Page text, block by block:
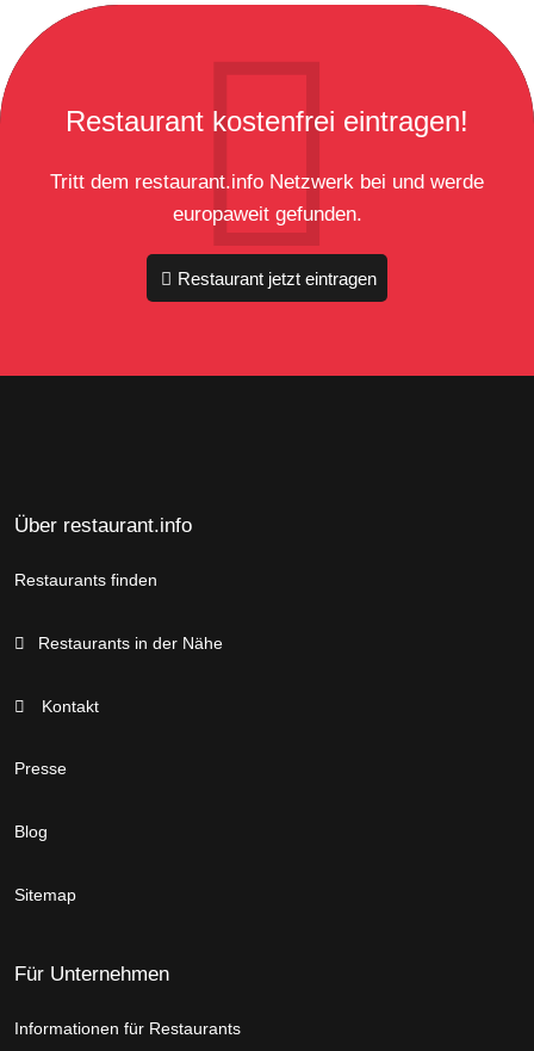
Restaurant kostenfrei eintragen!
Tritt dem restaurant.info Netzwerk bei und werde
europaweit gefunden.
Restaurant jetzt eintragen
Über restaurant.info
Restaurants finden
Restaurants in der Nähe
Kontakt
Presse
Blog
Sitemap
Für Unternehmen
Informationen für Restaurants